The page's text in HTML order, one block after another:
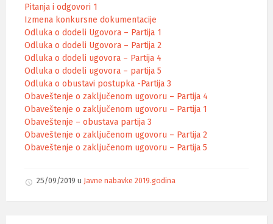
Pitanja i odgovori 1
Izmena konkursne dokumentacije
Odluka o dodeli Ugovora – Partija 1
Odluka o dodeli Ugovora – Partija 2
Odluka o dodeli ugovora – Partija 4
Odluka o dodeli ugovora – partija 5
Odluka o obustavi postupka -Partija 3
Obaveštenje o zaključenom ugovoru – Partija 4
Obaveštenje o zaključenom ugovoru – Partija 1
Obaveštenje – obustava partija 3
Obaveštenje o zaključenom ugovoru – Partija 2
Obaveštenje o zaključenom ugovoru – Partija 5
25/09/2019 u Javne nabavke 2019.godina